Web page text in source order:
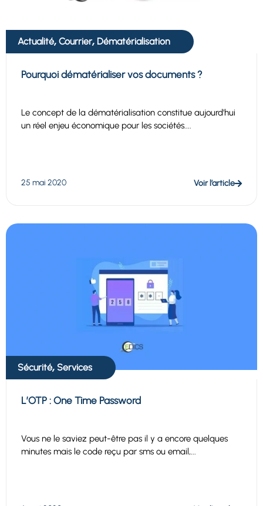
Actualité, Courrier, Dématérialisation
Pourquoi dématérialiser vos documents ?
Le concept de la dématérialisation constitue aujourd'hui
un réel enjeu économique pour les sociétés....
25 mai 2020 Voir l’article
Sécurité, Services
L’OTP : One Time Password
Vous ne le saviez peut-être pas il y a encore quelques
minutes mais le code reçu par sms ou email,...